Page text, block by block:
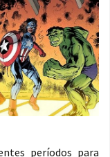
períodos para